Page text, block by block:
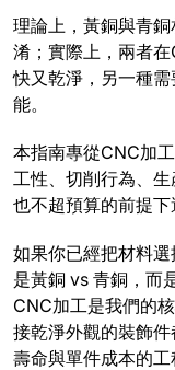
理論上，黃銅與青
淆；實際上，兩者
快又乾淨，另一種
能。
本指南專從CNC加
工性、切削行為、
也不超預算的前提下
如果你已經把材料
是黃銅 vs 青銅，而
CNC加工是我們的
接乾淨外觀的裝飾
壽命與單件成本的